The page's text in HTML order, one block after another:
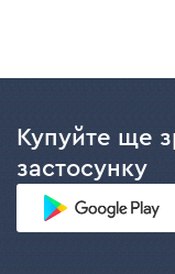
грунта,
Модели с
обработки
урожая, с
почвы или
лопата
форме с
собирать
Купуйте ще
застосунку